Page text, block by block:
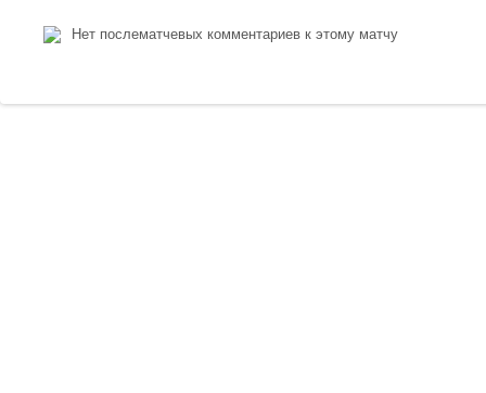
Нет послематчевых комментариев к этому матчу